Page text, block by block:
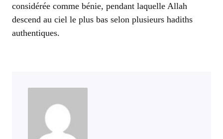
considérée comme bénie, pendant laquelle Allah
descend au ciel le plus bas selon plusieurs hadiths
authentiques.